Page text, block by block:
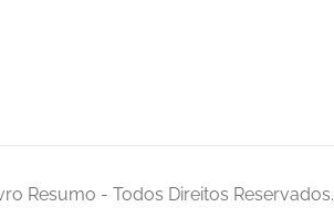
Resumo - Todos Direitos Reservados.